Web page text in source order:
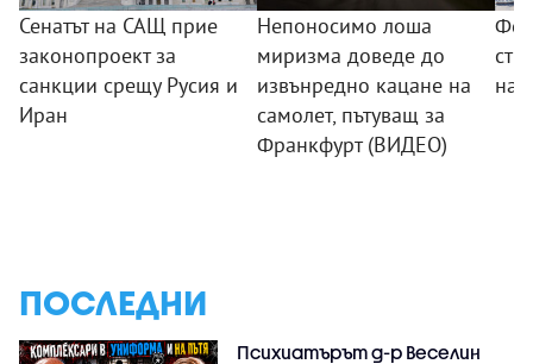
Сенатът на САЩ прие
законопроект за
санкции срещу Русия и
Иран
Непоносимо лоша
миризма доведе до
извънредно кацане на
самолет, пътуващ за
Франкфурт (ВИДЕО)
на
ПОСЛЕДНИ
Психиатърът д-р Веселин